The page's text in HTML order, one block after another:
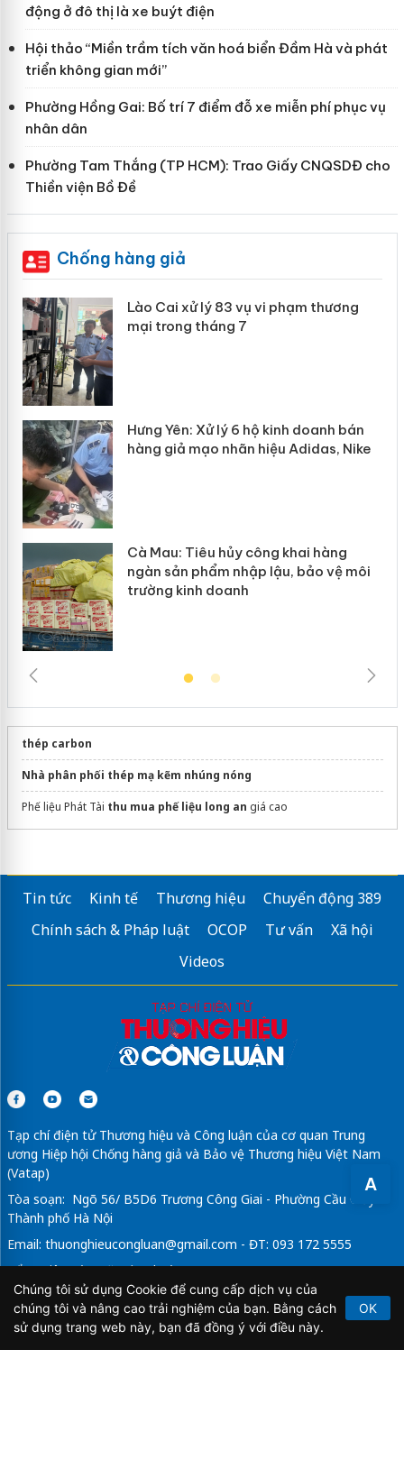
A
động ở đô thị là xe buýt điện
Hội thảo “Miền trầm tích văn hoá biển Đầm Hà và phát
triển không gian mới”
Phường Hồng Gai: Bố trí 7 điểm đỗ xe miễn phí phục vụ
nhân dân
Phường Tam Thắng (TP HCM): Trao Giấy CNQSDĐ cho
Thiền viện Bồ Đề
Chống hàng giả
Lào Cai xử lý 83 vụ vi phạm thương
mại trong tháng 7
Hưng Yên: Xử lý 6 hộ kinh doanh bán
hàng giả mạo nhãn hiệu Adidas, Nike
Cà Mau: Tiêu hủy công khai hàng
ngàn sản phẩm nhập lậu, bảo vệ môi
trường kinh doanh
thép carbon
Nhà phân phối thép mạ kẽm nhúng nóng
Phế liệu Phát Tài thu mua phế liệu long an giá cao
Tin tức Kinh tế Thương hiệu
Chuyển động 389
Chính sách & Pháp luật
OCOP Tư vấn
Xã hội
Videos
Tạp chí điện tử Thương hiệu và Công luận của cơ quan Trung
ương Hiệp hội Chống hàng giả và Bảo vệ Thương hiệu Việt Nam
(Vatap)
Tòa soạn: Ngõ 56/ B5D6 Trương Công Giai - Phường Cầu Giấy -
Thành phố Hà Nội
Email: thuonghieucongluan@gmail.com - ĐT: 093 172 5555
Tổng Biên Tập: Vũ Đức Thuận
Giấy phép hoạt động báo chí điện tử số 64/GP-BTTTT do Bộ
Thông tin và Truyền thông cấp ngày 21/2/2020.
Chúng tôi sử dụng Cookie để cung cấp dịch vụ của
chúng tôi và nâng cao trải nghiệm của bạn. Bằng cách
sử dụng trang web này, bạn đã đồng ý với điều này.
OK